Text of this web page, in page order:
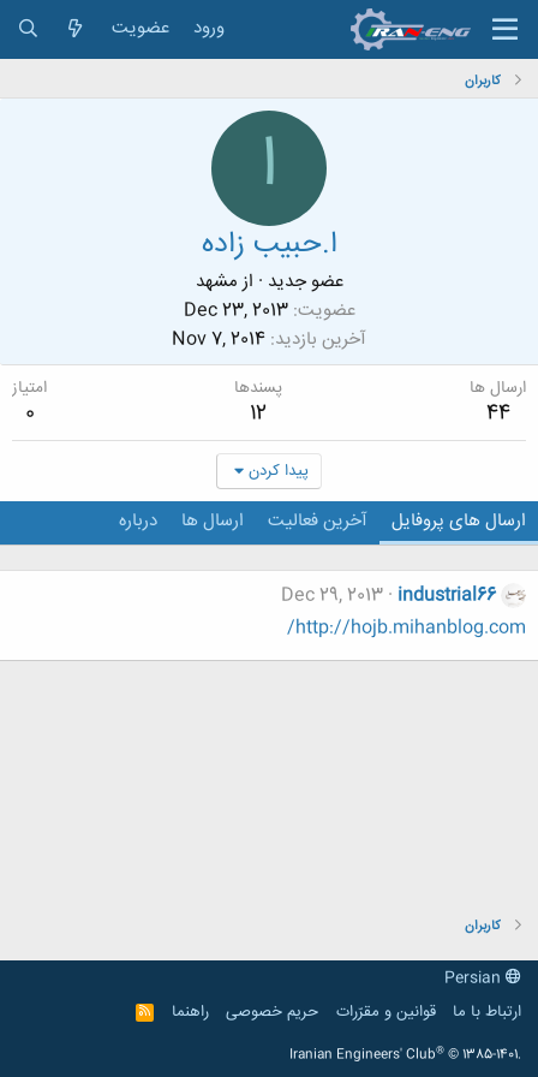
ورود عضویت
کاربران
ا
ا.حبیب زاده
عضو جدید · ازمشهد
عضویت Dec 23, 2013
آخرین بازدید Nov 7, 2014
ارسال ها
44
پسندها
12
امتیاز
0
پیدا کردن
ارسال های پروفایل آخرین فعالیت ارسال ها درباره
industrial66
Dec 29, 2013
http://hojb.mihanblog.com/
کاربران
ارتباط با ما
قوانین و مقرّرات حریم خصوصی راهنما
R
S
Iranian Engineers' Club® © 1385-1401.